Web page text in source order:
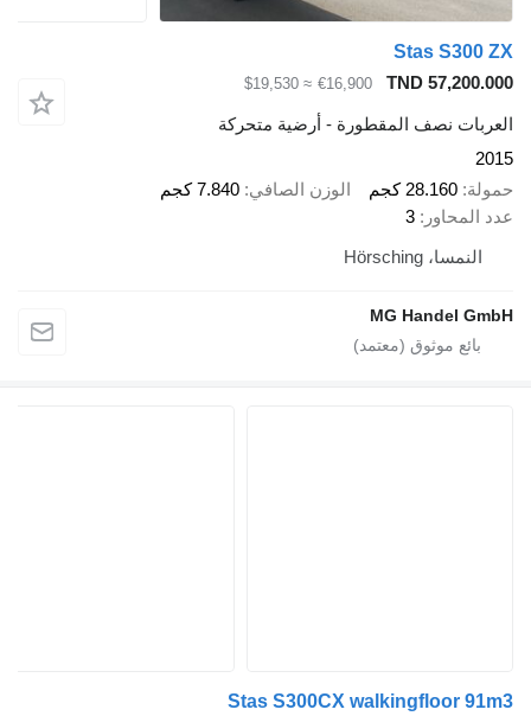
Stas S300 ZX
TND 57,200.000
€16,900
≈ $19,530
العربات نصف المقطورة - أرضية متحركة
2015
حمولة 28.160 كجم الوزن الصافي 7.840 كجم
عدد المحاور
3
النمسا، Hörsching
MG Handel GmbH
Stas S300CX walkingfloor 91m3